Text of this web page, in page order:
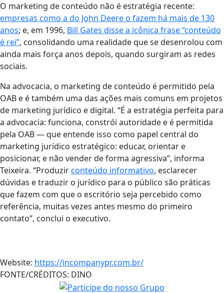
O marketing de conteúdo não é estratégia recente:
empresas como a do John Deere o fazem há mais de 130
anos; e, em 1996, Bill Gates disse a icônica frase “conteúdo
é rei”, consolidando uma realidade que se desenrolou com
ainda mais força anos depois, quando surgiram as redes
sociais.
Na advocacia, o marketing de conteúdo é permitido pela
OAB e é também uma das ações mais comuns em projetos
de marketing jurídico e digital. “É a estratégia perfeita para
a advocacia: funciona, constrói autoridade e é permitida
pela OAB — que entende isso como papel central do
marketing jurídico estratégico: educar, orientar e
posicionar, e não vender de forma agressiva”, informa
Teixeira. “Produzirconteúdo informativo, esclarecer
dúvidas e traduzir o jurídico para o público são práticas
que fazem com que o escritório seja percebido como
referência, muitas vezes antes mesmo do primeiro
contato”, conclui o executivo.
Website: https://incompanypr.com.br/
FONTE/CRÉDITOS: DINO